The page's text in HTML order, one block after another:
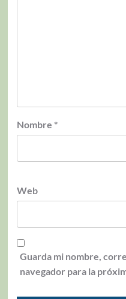
Nombre *
Web
Guarda mi nombre,
navegador para la